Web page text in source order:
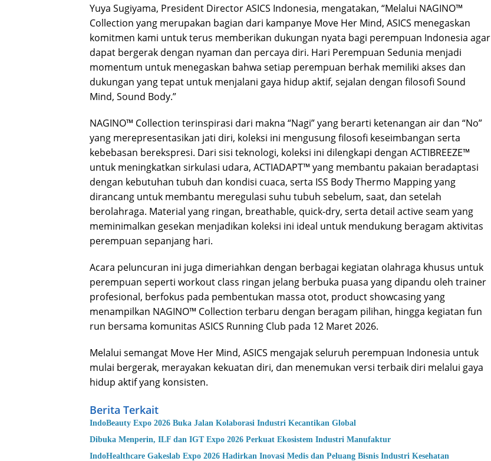
Yuya Sugiyama, President Director ASICS Indonesia, mengatakan, “Melalui NAGINO™
Collection yang merupakan bagian dari kampanye Move Her Mind, ASICS menegaskan
komitmen kami untuk terus memberikan dukungan nyata bagi perempuan Indonesia agar
dapat bergerak dengan nyaman dan percaya diri. Hari Perempuan Sedunia menjadi
momentum untuk menegaskan bahwa setiap perempuan berhak memiliki akses dan
dukungan yang tepat untuk menjalani gaya hidup aktif, sejalan dengan filosofi Sound
Mind, Sound Body.”
NAGINO™ Collection terinspirasi dari makna “Nagi” yang berarti ketenangan air dan “No”
yang merepresentasikan jati diri, koleksi ini mengusung filosofi keseimbangan serta
kebebasan berekspresi. Dari sisi teknologi, koleksi ini dilengkapi dengan ACTIBREEZE™
untuk meningkatkan sirkulasi udara, ACTIADAPT™ yang membantu pakaian beradaptasi
dengan kebutuhan tubuh dan kondisi cuaca, serta ISS Body Thermo Mapping yang
dirancang untuk membantu meregulasi suhu tubuh sebelum, saat, dan setelah
berolahraga. Material yang ringan, breathable, quick-dry, serta detail active seam yang
meminimalkan gesekan menjadikan koleksi ini ideal untuk mendukung beragam aktivitas
perempuan sepanjang hari.
Acara peluncuran ini juga dimeriahkan dengan berbagai kegiatan olahraga khusus untuk
perempuan seperti workout class ringan jelang berbuka puasa yang dipandu oleh trainer
profesional, berfokus pada pembentukan massa otot, product showcasing yang
menampilkan NAGINO™ Collection terbaru dengan beragam pilihan, hingga kegiatan fun
run bersama komunitas ASICS Running Club pada 12 Maret 2026.
Melalui semangat Move Her Mind, ASICS mengajak seluruh perempuan Indonesia untuk
mulai bergerak, merayakan kekuatan diri, dan menemukan versi terbaik diri melalui gaya
hidup aktif yang konsisten.
Berita Terkait
IndoBeauty Expo 2026 Buka Jalan Kolaborasi Industri Kecantikan Global
Dibuka Menperin, ILF dan IGT Expo 2026 Perkuat Ekosistem Industri Manufaktur
IndoHealthcare Gakeslab Expo 2026 Hadirkan Inovasi Medis dan Peluang Bisnis Industri Kesehatan